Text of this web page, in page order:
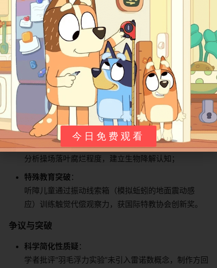
​元认知彩蛋​​：
树屋书架藏有《昆虫图鉴》《流体力学入门》，案件
解决后相应书籍自动发光。
​观众反馈与影响​
​教育实践革命​
​课堂范式迁移​
​：
加拿大幼儿园采用“树屋侦探工作单”，让孩子用放大镜
分析操场落叶腐烂程度，建立生物降解认知；
​特殊教育突破​ ​：
听障儿童通过振动线索箱（模拟蚯蚓的地面震动感
应）训练触觉代偿观察力，获国际特教协会创新奖。
​争议与突破​
​科学简化性质疑​ ​：
学者批评“羽毛浮力实验”未引入雷诺数概念，制作方回
今日免费观看